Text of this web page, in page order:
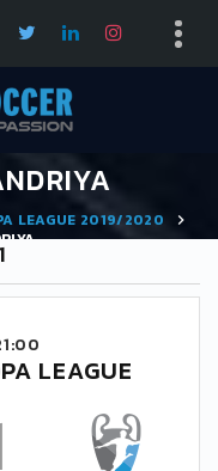
LEAGUE 2019/2020
LEAGUE